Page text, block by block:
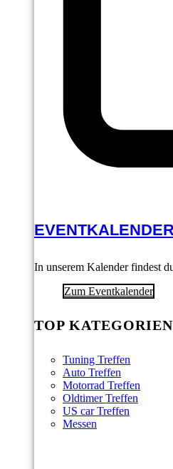
In unserem Kalender findest
Zum Eventkalender
TOP KATEGORIEN
Tuning Treffen
Auto Treffen
Motorrad Treffen
Oldtimer Treffen
US car Treffen
Messen